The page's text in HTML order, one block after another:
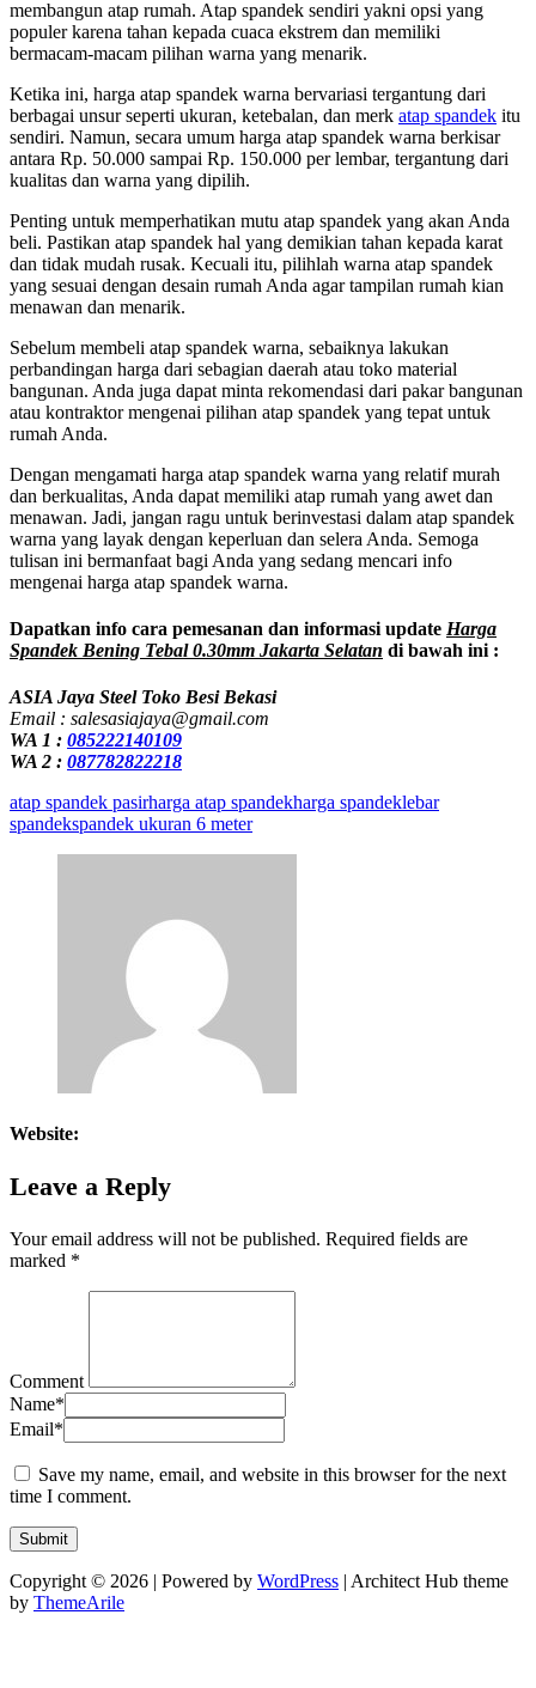
membangun atap rumah. Atap spandek sendiri yakni opsi yang
populer karena tahan kepada cuaca ekstrem dan memiliki
bermacam-macam pilihan warna yang menarik.
Ketika ini, harga atap spandek warna bervariasi tergantung dari
berbagai unsur seperti ukuran, ketebalan, dan merk atap spandek itu
sendiri. Namun, secara umum harga atap spandek warna berkisar
antara Rp. 50.000 sampai Rp. 150.000 per lembar, tergantung dari
kualitas dan warna yang dipilih.
Penting untuk memperhatikan mutu atap spandek yang akan Anda
beli. Pastikan atap spandek hal yang demikian tahan kepada karat
dan tidak mudah rusak. Kecuali itu, pilihlah warna atap spandek
yang sesuai dengan desain rumah Anda agar tampilan rumah kian
menawan dan menarik.
Sebelum membeli atap spandek warna, sebaiknya lakukan
perbandingan harga dari sebagian daerah atau toko material
bangunan. Anda juga dapat minta rekomendasi dari pakar bangunan
atau kontraktor mengenai pilihan atap spandek yang tepat untuk
rumah Anda.
Dengan mengamati harga atap spandek warna yang relatif murah
dan berkualitas, Anda dapat memiliki atap rumah yang awet dan
menawan. Jadi, jangan ragu untuk berinvestasi dalam atap spandek
warna yang layak dengan keperluan dan selera Anda. Semoga
tulisan ini bermanfaat bagi Anda yang sedang mencari info
mengenai harga atap spandek warna.
Dapatkan info cara pemesanan dan informasi update Harga
Spandek Bening Tebal 0.30mm Jakarta Selatan di bawah ini :
ASIA Jaya Steel Toko Besi Bekasi
Email : salesasiajaya@gmail.com
WA 1 : 085222140109
WA 2 : 087782822218
atap spandek pasirharga atap spandekharga spandeklebar
spandekspandek ukuran 6 meter
Website:
Leave a Reply
Your email address will not be published. Required fields are
marked *
Comment
Name*
Email*
Save my name, email, and website in this browser for the next
time I comment.
Copyright © 2026 | Powered by WordPress | Architect Hub theme
by ThemeArile